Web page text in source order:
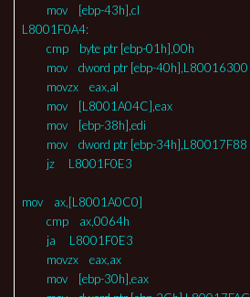
mov [ebp-43h],cl
L8001F0A4:
cmp byte ptr [ebp-01h],00h
mov dword ptr [ebp-40h],L80016300
movzx eax,al
mov [L8001A04C],eax
mov [ebp-38h],edi
mov dword ptr [ebp-34h],L80017F88
jz L8001F0E3
mov ax,[L8001A0C0]
cmp ax,0064h
ja L8001F0E3
movzx eax,ax
mov [ebp-30h],eax